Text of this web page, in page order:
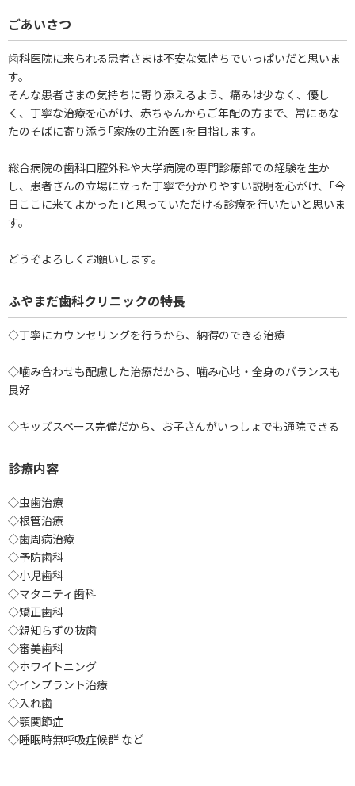
ごあいさつ
歯科医院に来られる患者さまは不安な気持ちでいっぱいだと思いま
す。
そんな患者さまの気持ちに寄り添えるよう、痛みは少なく、優し
く、丁寧な治療を心がけ、赤ちゃんからご年配の方まで、常にあな
たのそばに寄り添う｢家族の主治医｣を目指します。
総合病院の歯科口腔外科や大学病院の専門診療部での経験を生か
し、患者さんの立場に立った丁寧で分かりやすい説明を心がけ、｢今
日ここに来てよかった｣と思っていただける診療を行いたいと思いま
す。
どうぞよろしくお願いします。
ふやまだ歯科クリニックの特長
◇丁寧にカウンセリングを行うから、納得のできる治療
◇噛み合わせも配慮した治療だから、噛み心地・全身のバランスも
良好
◇キッズスペース完備だから、お子さんがいっしょでも通院できる
診療内容
◇虫歯治療
◇根管治療
◇歯周病治療
◇予防歯科
◇小児歯科
◇マタニティ歯科
◇矯正歯科
◇親知らずの抜歯
◇審美歯科
◇ホワイトニング
◇インプラント治療
◇入れ歯
◇顎関節症
◇睡眠時無呼吸症候群 など